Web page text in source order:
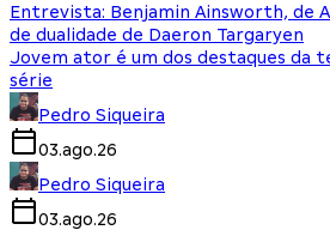
Entrevista: Benjamin Ainsworth, de
de dualidade de Daeron Targaryen
Jovem ator é um dos destaques da
série
Pedro Siqueira
03.ago.26
Pedro Siqueira
03.ago.26